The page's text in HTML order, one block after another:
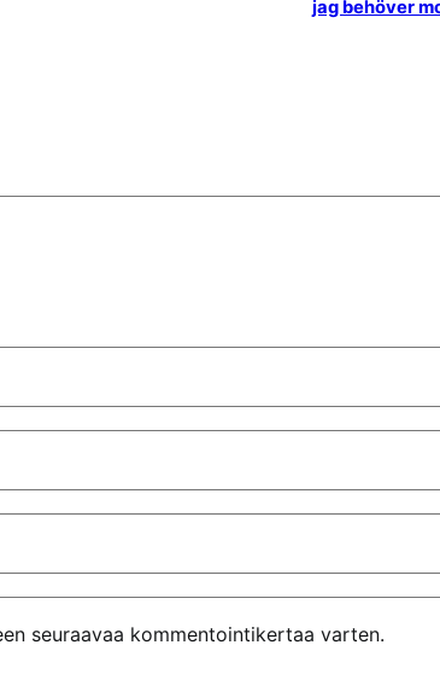
jag behöver
seuraavaa kommentointikertaa varten.